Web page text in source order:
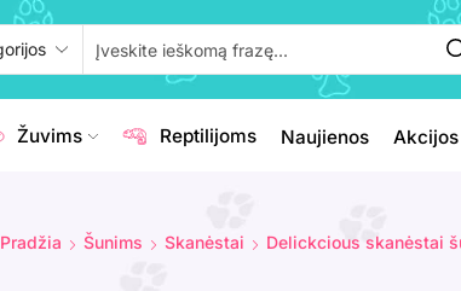
Žuvims Reptilijoms Naujienos Akcijos
Pradžia Šunims Skanėstai Delickcious skanėstai